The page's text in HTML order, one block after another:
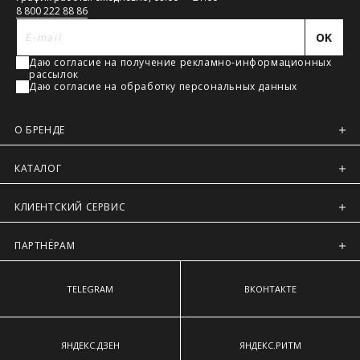
связь
8 800 222 88 86
OK
Даю согласие на получение рекламно-информационных
рассылок
Даю согласие на обработку персональных данных
О БРЕНДЕ
КАТАЛОГ
КЛИЕНТСКИЙ СЕРВИС
ПАРТНЁРАМ
TELEGRAM ВКОНТАКТЕ
ЯНДЕКС.ДЗЕН ЯНДЕКС.РИТМ
Обхват бёдер
— измеряют в горизонтальной плоскости по
наиболее выступающим точкам ягодиц.
Регионы России, Московская обл., Ленинградская обл.
Предварительно на сайте через платежную систему
Intellect Money.